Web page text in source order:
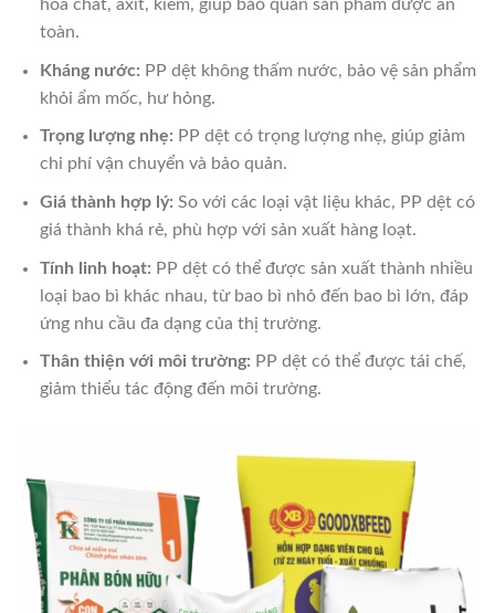
hóa chất, axit, kiềm, giúp bảo quản sản phẩm được an
toàn.
Kháng nước: PP dệt không thấm nước, bảo vệ sản phẩm
khỏi ẩm mốc, hư hỏng.
Trọng lượng nhẹ: PP dệt có trọng lượng nhẹ, giúp giảm
chi phí vận chuyển và bảo quản.
Giá thành hợp lý: So với các loại vật liệu khác, PP dệt có
giá thành khá rẻ, phù hợp với sản xuất hàng loạt.
Tính linh hoạt: PP dệt có thể được sản xuất thành nhiều
loại bao bì khác nhau, từ bao bì nhỏ đến bao bì lớn, đáp
ứng nhu cầu đa dạng của thị trường.
Thân thiện với môi trường: PP dệt có thể được tái chế,
giảm thiểu tác động đến môi trường.